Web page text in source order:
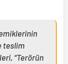
teslim
“Terörün